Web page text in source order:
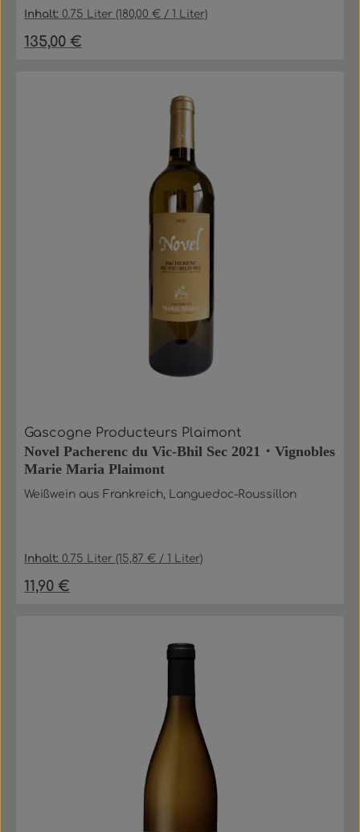
Inhalt:0.75 Liter (180,00 € / 1 Liter)
Regulärer Preis:
135,00 €
Gascogne Producteurs Plaimont
Novel Pacherenc du Vic-Bhil Sec 2021・Vignobles
Marie Maria Plaimont
Weißwein aus Frankreich, Languedoc-Roussillon
Inhalt:0.75 Liter (15,87 € / 1 Liter)
Regulärer Preis:
11,90 €